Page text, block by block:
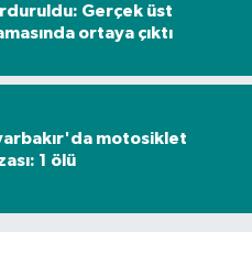
Gerçek üst
ortaya çıktı
motosiklet
1 ölü